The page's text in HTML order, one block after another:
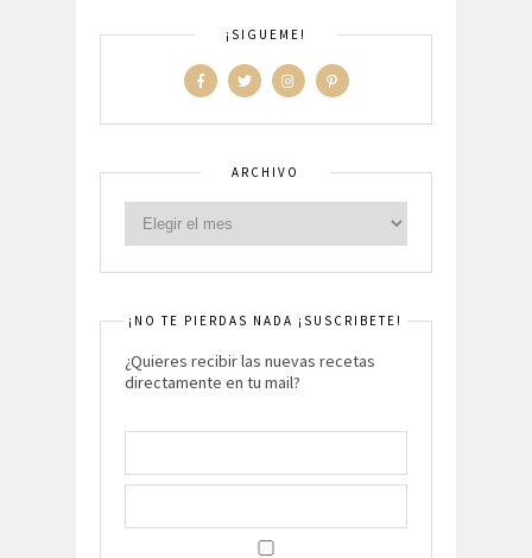
¡SIGUEME!
ARCHIVO
¡NO TE PIERDAS NADA ¡SUSCRIBETE!
¿Quieres recibir las nuevas recetas
directamente en tu mail?